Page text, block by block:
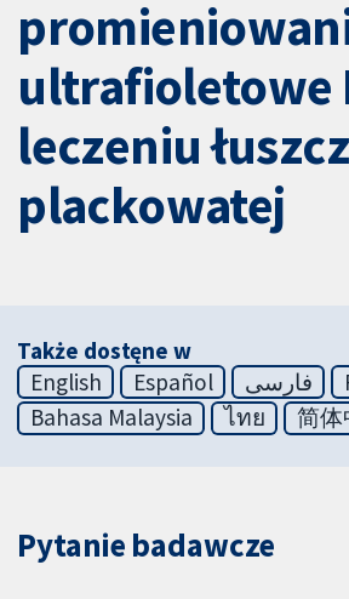
ultrafioletowe
leczeniu
plackowatej
Także dostęne w
English
Español فارسی
Bahasa Malaysia
ไทย 简体
Pytanie badawcze